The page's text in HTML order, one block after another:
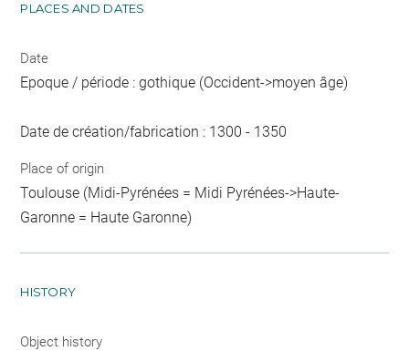
PLACES AND DATES
Date
Epoque / période : gothique (Occident->moyen âge)
Date de création/fabrication : 1300 - 1350
Place of origin
Toulouse (Midi-Pyrénées = Midi Pyrénées->Haute-
Garonne = Haute Garonne)
HISTORY
Object history